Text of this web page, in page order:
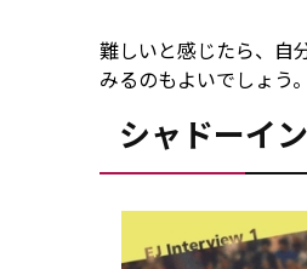
難しいと感じたら、自
みるのもよいでしょう。
シャドーイ